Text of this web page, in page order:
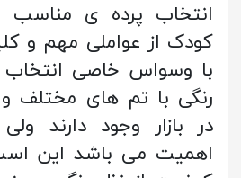
انتخاب پرده ی مناسب
کودک از عواملی مهم و
با وسواس خاصی انتخاب
رنگی با تم های مختلف و
در بازار وجود دارند
اهمیت می باشد این